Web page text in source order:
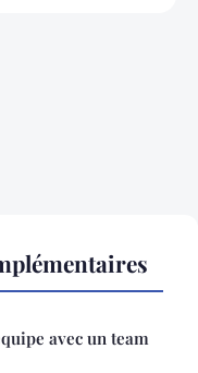
avec un team